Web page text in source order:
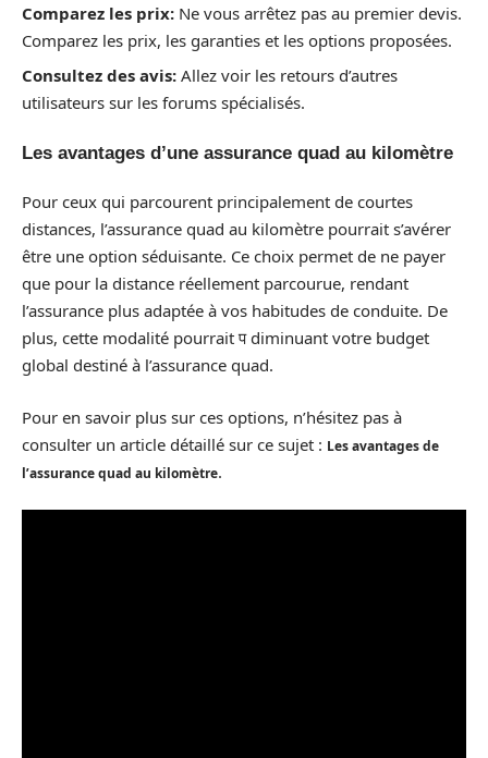
Comparez les prix: Ne vous arrêtez pas au premier devis.
Comparez les prix, les garanties et les options proposées.
Consultez des avis: Allez voir les retours d’autres
utilisateurs sur les forums spécialisés.
Les avantages d’une assurance quad au kilomètre
Pour ceux qui parcourent principalement de courtes
distances, l’assurance quad au kilomètre pourrait s’avérer
être une option séduisante. Ce choix permet de ne payer
que pour la distance réellement parcourue, rendant
l’assurance plus adaptée à vos habitudes de conduite. De
plus, cette modalité pourrait प diminuant votre budget
global destiné à l’assurance quad.
Pour en savoir plus sur ces options, n’hésitez pas à
consulter un article détaillé sur ce sujet : Les avantages de
l’assurance quad au kilomètre.